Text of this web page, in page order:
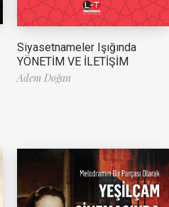
Siyasetnameler Işığında
YÖNETİM VE İLETİŞİM
Adem Doğan